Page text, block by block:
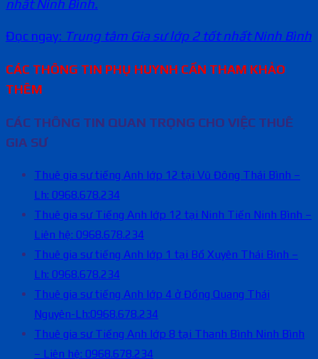
nhất Ninh Bình.
Đọc ngay: Trung tâm Gia sư lớp 2 tốt nhất Ninh Bình
CÁC THÔNG TIN PHỤ HUYNH CẦN THAM KHẢO
THÊM
CÁC THÔNG TIN QUAN TRỌNG CHO VIỆC THUÊ
GIA SƯ
Thuê gia sư tiếng Anh lớp 12 tại Vũ Đông Thái Bình –
Lh: 0968.678.234
Thuê gia sư Tiếng Anh lớp 12 tại Ninh Tiến Ninh Bình –
Liên hệ: 0968.678.234
Thuê gia sư tiếng Anh lớp 1 tại Bồ Xuyên Thái Bình –
Lh: 0968.678.234
Thuê gia sư tiếng Anh lớp 4 ở Đồng Quang Thái
Nguyên-Lh:0968.678.234
Thuê gia sư Tiếng Anh lớp 8 tại Thanh Bình Ninh Bình
– Liên hệ: 0968.678.234